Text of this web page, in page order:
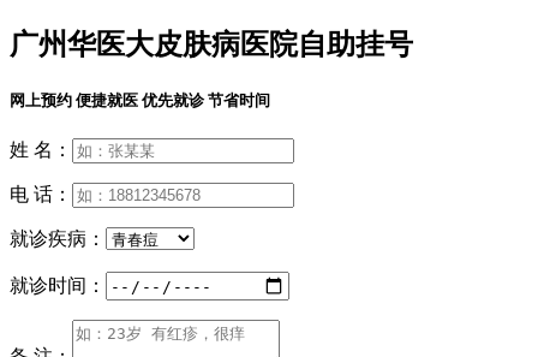
广州华医大皮肤病医院自助挂号
网上预约 便捷就医 优先就诊 节省时间
姓 名：
电 话：
就诊疾病：
就诊时间：